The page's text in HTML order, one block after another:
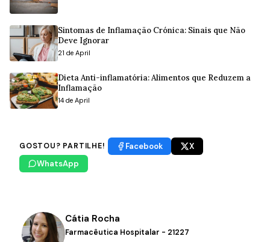
Sintomas de Inflamação Crónica: Sinais que Não
Deve Ignorar
21 de April
Dieta Anti-inflamatória: Alimentos que Reduzem a
Inflamação
14 de April
GOSTOU? PARTILHE! Facebook
X
WhatsApp
Cátia Rocha
Farmacêutica Hospitalar - 21227